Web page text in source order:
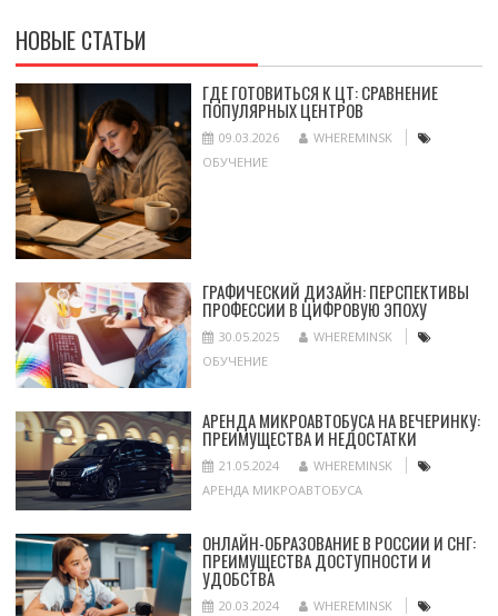
НОВЫЕ СТАТЬИ
ГДЕ ГОТОВИТЬСЯ К ЦТ: СРАВНЕНИЕ
ПОПУЛЯРНЫХ ЦЕНТРОВ
09.03.2026
WHEREMINSK
ОБУЧЕНИЕ
ГРАФИЧЕСКИЙ ДИЗАЙН: ПЕРСПЕКТИВЫ
ПРОФЕССИИ В ЦИФРОВУЮ ЭПОХУ
30.05.2025
WHEREMINSK
ОБУЧЕНИЕ
АРЕНДА МИКРОАВТОБУСА НА ВЕЧЕРИНКУ:
ПРЕИМУЩЕСТВА И НЕДОСТАТКИ
21.05.2024
WHEREMINSK
АРЕНДА МИКРОАВТОБУСА
ОНЛАЙН-ОБРАЗОВАНИЕ В РОССИИ И СНГ:
ПРЕИМУЩЕСТВА ДОСТУПНОСТИ И
УДОБСТВА
20.03.2024
WHEREMINSK